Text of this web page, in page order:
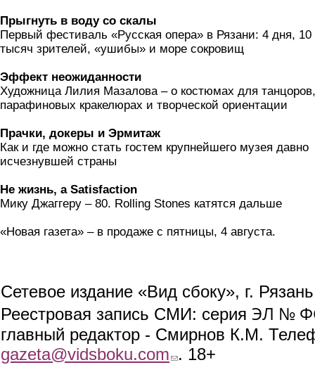
Прыгнуть в воду со скалы
Первый фестиваль «Русская опера» в Рязани: 4 дня, 10
тысяч зрителей, «ушибы» и море сокровищ
Эффект неожиданности
Художница Лилия Мазалова – о костюмах для танцоров,
парафиновых кракелюрах и творческой ориентации
Прачки, докеры и Эрмитаж
Как и где можно стать гостем крупнейшего музея давно
исчезнувшей страны
Не жизнь, а Satisfaction
Мику Джаггеру – 80. Rolling Stones катятся дальше
«Новая газета» – в продаже с пятницы, 4 августа.
Сетевое издание «Вид сбоку», г.
Реестровая запись СМИ: серия ЭЛ №
главный редактор - Смирнов К.М.
gazeta@vidsboku.com (link sends e-mail)
. 18+